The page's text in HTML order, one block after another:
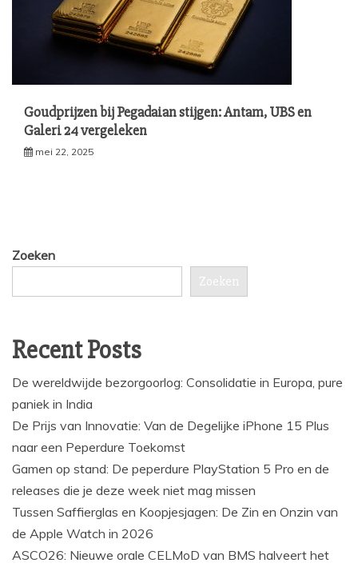
Goudprijzen bij Pegadaian stijgen: Antam, UBS en
Galeri 24 vergeleken
mei 22, 2025
Zoeken
Zoeken
Recent Posts
De wereldwijde bezorgoorlog: Consolidatie in Europa, pure
paniek in India
De Prijs van Innovatie: Van de Degelijke iPhone 15 Plus
naar een Peperdure Toekomst
Gamen op stand: De peperdure PlayStation 5 Pro en de
releases die je deze week niet mag missen
Tussen Saffierglas en Koopjesjagen: De Zin en Onzin van
de Apple Watch in 2026
ASCO26: Nieuwe orale CELMoD van BMS halveert het